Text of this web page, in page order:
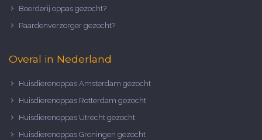
Boerderij oppas gezocht?
Paardenverzorger gezocht?
Overal in Nederland
Huisdierenoppas Amsterdam gezocht
Huisdierenoppas Rotterdam gezocht
Huisdierenoppas Utrecht gezocht
Huisdierenoppas Groningen gezocht